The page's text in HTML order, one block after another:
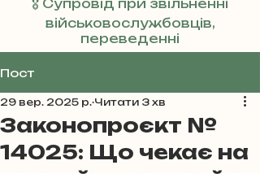
🎖 Супровід при звільненні
військовослужбовців,
переведенні
Реклама
Пост
Законопроєкт №
14025: Що чекає на
29 вер. 2025 р. Читати 3 хв